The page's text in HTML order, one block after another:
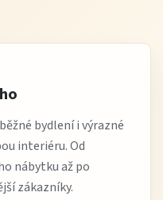
bydlení i výrazné
interiéru. Od
nábytku až po
zákazníky.